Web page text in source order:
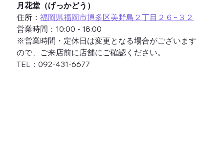
月花堂（げっかどう）
住所：福岡県福岡市博多区美野島２丁目２６−３２
営業時間：10:00 - 18:00
※営業時間・定休日は変更となる場合がございます
ので、ご来店前に店舗にご確認ください。
TEL：092-431-6677